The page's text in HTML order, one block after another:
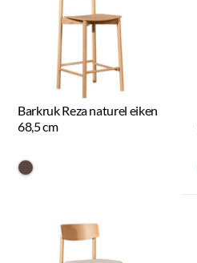
Barkruk Reza naturel eiken
68,5 cm
#594840